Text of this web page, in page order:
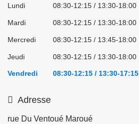
Lundi 08:30-12:15 / 13:30-18:00
Mardi 08:30-12:15 / 13:30-18:00
Mercredi 08:30-12:15 / 13:45-18:00
Jeudi 08:30-12:15 / 13:30-18:00
Vendredi 08:30-12:15 / 13:30-17:15
Adresse
rue Du Ventoué Maroué